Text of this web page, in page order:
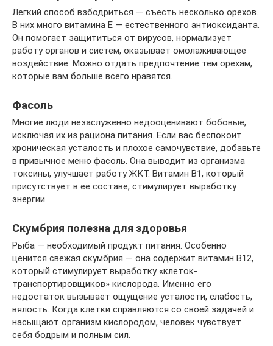
Легкий способ взбодриться — съесть несколько орехов.
В них много витамина Е — естественного антиоксиданта.
Он помогает защититься от вирусов, нормализует
работу органов и систем, оказывает омолаживающее
воздействие. Можно отдать предпочтение тем орехам,
которые вам больше всего нравятся.
Фасоль
Многие люди незаслуженно недооценивают бобовые,
исключая их из рациона питания. Если вас беспокоит
хроническая усталость и плохое самочувствие, добавьте
в привычное меню фасоль. Она выводит из организма
токсины, улучшает работу ЖКТ. Витамин В1, который
присутствует в ее составе, стимулирует выработку
энергии.
Скумбрия полезна для здоровья
Рыба — необходимый продукт питания. Особенно
ценится свежая скумбрия — она содержит витамин В12,
который стимулирует выработку «клеток-
транспортировщиков» кислорода. Именно его
недостаток вызывает ощущение усталости, слабость,
вялость. Когда клетки справляются со своей задачей и
насыщают организм кислородом, человек чувствует
себя бодрым и полным сил.